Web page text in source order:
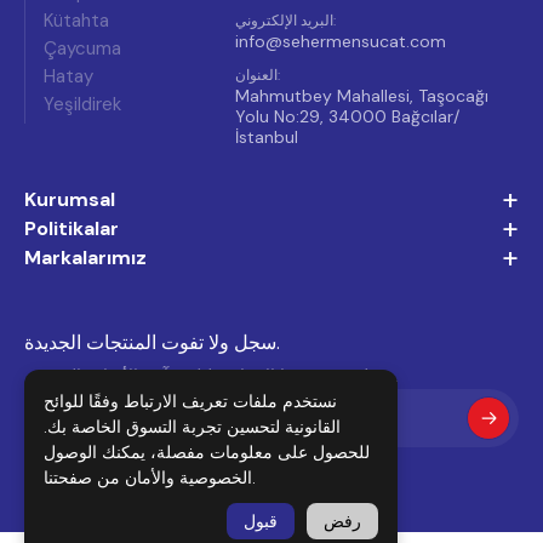
Kütahta
Çaycuma
Hatay
Yeşildirek
البريد الإلكتروني:
info@sehermensucat.com
العنوان:
Mahmutbey Mahallesi, Taşocağı
Yolu No:29, 34000 Bağcılar/
İstanbul
Kurumsal +
Politikalar +
Markalarımız +
سجل ولا تفوت المنتجات الجديدة.
سجل في نشرتنا الإخبارية لتلقي آخر الأخبار والعروض.
نستخدم ملفات تعريف الارتباط وفقًا للوائح
القانونية لتحسين تجربة التسوق الخاصة بك.
للحصول على معلومات مفصلة، يمكنك الوصول
الخصوصية والأمانمن صفحتنا.
قبول
رفض